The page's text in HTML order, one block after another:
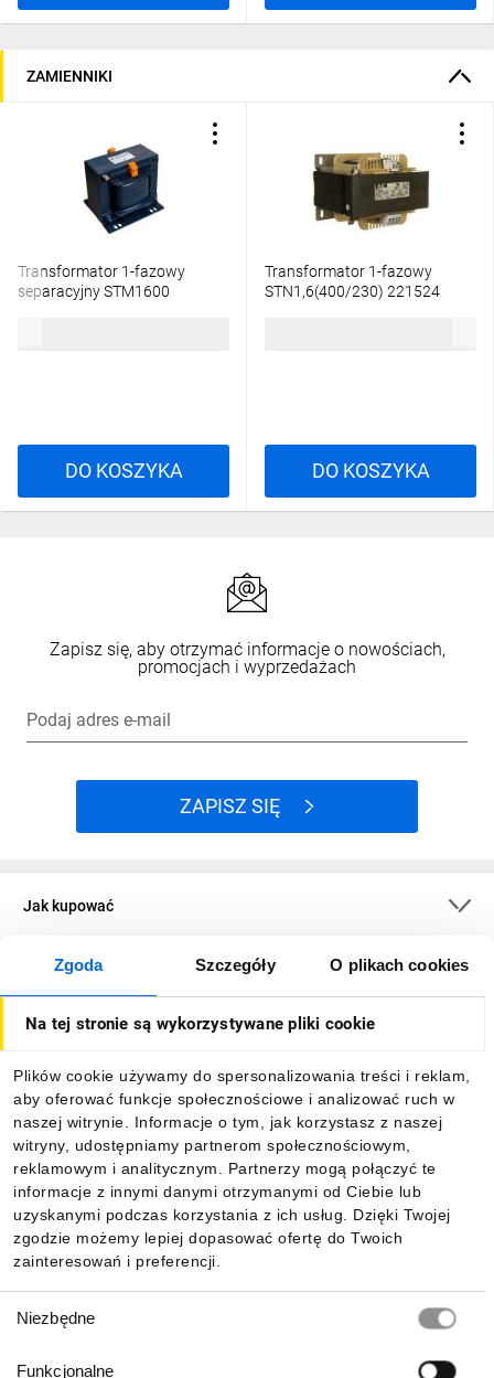
Zgoda Szczegóły O plikach cookies
Na tej stronie są wykorzystywane pliki cookie
Plików cookie używamy do spersonalizowania treści i reklam,
aby oferować funkcje społecznościowe i analizować ruch w
naszej witrynie. Informacje o tym, jak korzystasz z naszej
witryny, udostępniamy partnerom społecznościowym,
reklamowym i analitycznym. Partnerzy mogą połączyć te
informacje z innymi danymi otrzymanymi od Ciebie lub
uzyskanymi podczas korzystania z ich usług. Dzięki Twojej
zgodzie możemy lepiej dopasować ofertę do Twoich
zainteresowań i preferencji.
zgody
Niezbędne
Funkcjonalne
ZAMIENNIKI
Transformator 1-fazowy
separacyjny STM1600
DO KOSZYKA
Transformator 1-fazowy
STN1,6(400/230) 221524
DO KOSZYKA
Zapisz się, aby otrzymać informacje o nowościach,
promocjach i wyprzedażach
Podaj adres e-mail
ZAPISZ SIĘ
Jak kupować
O firmie
Informacje
Pobierz naszą aplikację mobilną: